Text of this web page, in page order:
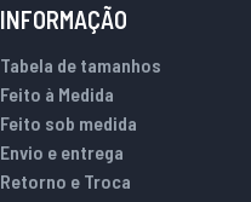
INFORMAÇÃO
Tabela de tamanhos
Feito à Medida
Feito sob medida
Envio e entrega
Retorno e Troca